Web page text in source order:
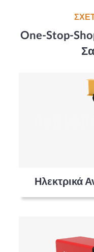
One-Stop-
Ηλεκτρικά